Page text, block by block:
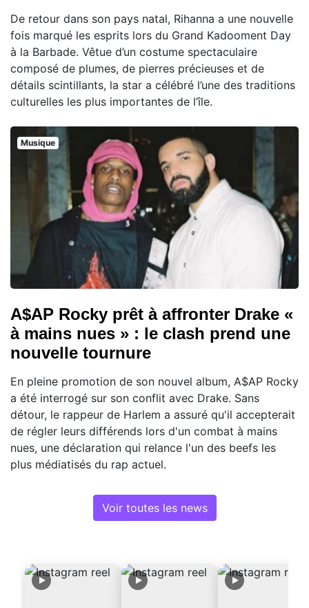
De retour dans son pays natal, Rihanna a une nouvelle
fois marqué les esprits lors du Grand Kadooment Day
à la Barbade. Vêtue d’un costume spectaculaire
composé de plumes, de pierres précieuses et de
détails scintillants, la star a célébré l’une des traditions
culturelles les plus importantes de l’île.
Musique
A$AP Rocky prêt à affronter Drake «
à mains nues » : le clash prend une
nouvelle tournure
En pleine promotion de son nouvel album, A$AP Rocky
a été interrogé sur son conflit avec Drake. Sans
détour, le rappeur de Harlem a assuré qu'il accepterait
de régler leurs différends lors d'un combat à mains
nues, une déclaration qui relance l'un des beefs les
plus médiatisés du rap actuel.
Voir toutes les news